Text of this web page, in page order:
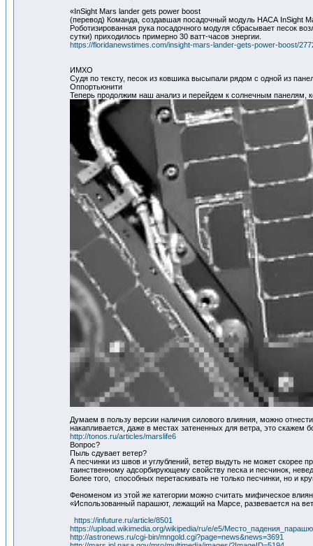
«InSight Mars lander gets power boost
(перевод) Команда, создавшая посадочный модуль НАСА InSight
Роботизированная рука посадочного модуля сбрасывает песок
сутки) приходилось примерно 30 ватт-часов энергии.
https://floridanewstimes.com/insight-mars-lander-gets-power-boost/
ИМХО
Судя по тексту, песок из ковшика высыпали рядом с одной из
Оппортьюнити
Теперь продолжим наш анализ и перейдем к солнечным панелям,
Думаем в пользу версии наличия силового влияния, можно
накапливается, даже в местах затененных для ветра, это скажем
http://tonos.ru/articles/marslife6
Вопрос?
Пыль сдувает ветер?
А песчинки из швов и углублений, ветер выдуть не может скорее
таинственному адсорбирующему свойству песка и песчинок,
Более того, способных перетаскивать не только песчинки, но и
Феноменом из этой же категории можно считать мифическое
«Использованный парашют, лежащий на Марсе, развевается на
https://infuture.ru/article/8501
https://upload.wikimedia.org/wikipedia/ru/e/e5/
http://astronews.ru/cgi-bin/mngold.cgi?page=news&news=3691